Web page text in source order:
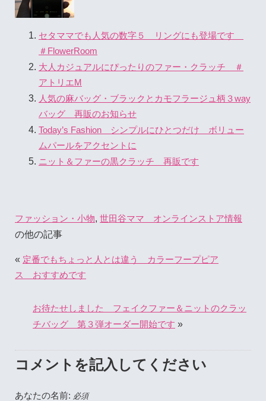
セタママでも人気の数字５ リングにも登場です
＃FlowerRoom
大人カジュアルにぴったりのファー・クラッチ ＃
アトリエM
人気の麻バッグ・ブラックとカモフラージュ柄３way
バッグ 再販のお知らせ
Today’s Fashion シンプルにひとつだけ ボリュー
ムパールをアクセントに
ニット＆ファーの黒クラッチ 再販です
ファッション・小物, 世田谷ママ オンラインストア情報
の他の記事
« 定番でもちょっと人とは違う カラーフープピア
ス おすすめです
お待たせしました フェイクファー＆ニットのクラッ
チバッグ 第３弾オーダー開始です »
コメントを記入してください
あなたの名前: 必須